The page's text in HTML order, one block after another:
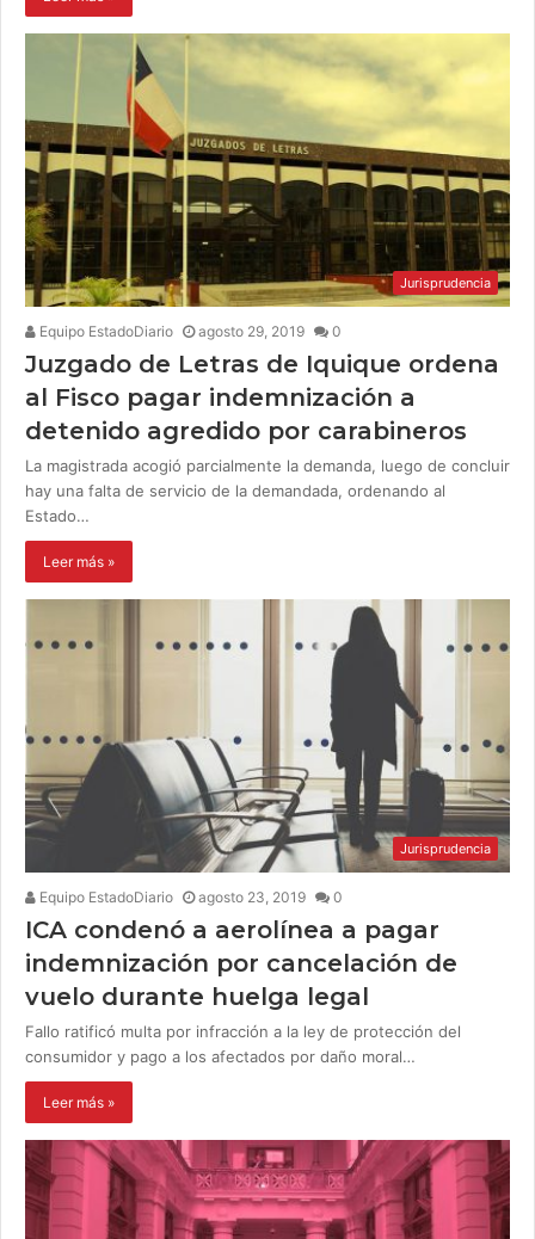
Jurisprudencia
Equipo EstadoDiario agosto 29, 2019 0
Juzgado de Letras de Iquique ordena
al Fisco pagar indemnización a
detenido agredido por carabineros
La magistrada acogió parcialmente la demanda, luego de concluir
hay una falta de servicio de la demandada, ordenando al
Estado…
Leer más »
Jurisprudencia
Equipo EstadoDiario agosto 23, 2019 0
ICA condenó a aerolínea a pagar
indemnización por cancelación de
vuelo durante huelga legal
Fallo ratificó multa por infracción a la ley de protección del
consumidor y pago a los afectados por daño moral…
Leer más »